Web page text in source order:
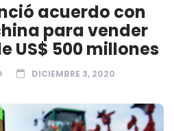
acuerdo con
para vender
US$ 500 millones
DICIEMBRE 3, 2020